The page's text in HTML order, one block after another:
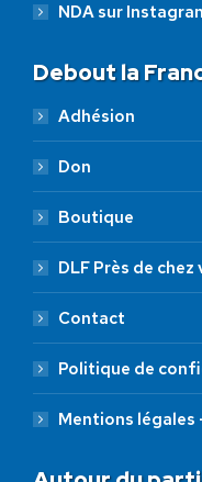
NDA sur
Debout la
Adhésion
Don
Boutique
DLF Près de chez
Contact
Politique de
Mentions légales